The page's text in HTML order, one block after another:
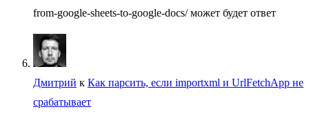
from-google-sheets-to-google-docs/ может будет ответ
Дмитрий к Как парсить, если importxml и UrlFetchApp не
срабатывает